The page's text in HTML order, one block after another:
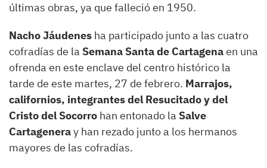
últimas obras, ya que falleció en 1950.
Nacho Jáudenes ha participado junto a las cuatro
cofradías de la Semana Santa de Cartagenaen una
ofrenda en este enclave del centro histórico la
tarde de este martes, 27 de febrero. Marrajos,
californios, integrantes del Resucitado y del
Cristo del Socorro han entonado la Salve
Cartageneray han rezado junto a los hermanos
mayores de las cofradías.